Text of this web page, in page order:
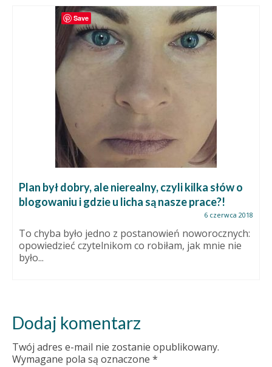
Plan był dobry, ale nierealny, czyli kilka słów o
blogowaniu i gdzie u licha są nasze prace?!
6 czerwca 2018
To chyba było jedno z postanowień noworocznych:
opowiedzieć czytelnikom co robiłam, jak mnie nie
było...
Dodaj komentarz
Twój adres e-mail nie zostanie opublikowany.
Wymagane pola są oznaczone *
Save